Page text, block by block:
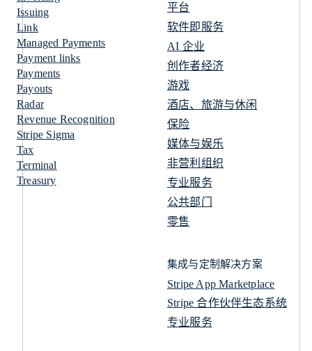
Issuing
Link
Managed Payments
Payment links
Payments
Payouts
Radar
Revenue Recognition
Stripe Sigma
Tax
Terminal
Treasury
平台
软件即服务
AI 企业
创作者经济
游戏
酒店、旅游与休闲
保险
媒体与娱乐
非营利组织
专业服务
公共部门
零售
集成与定制解决方案
Stripe App Marketplace
Stripe 合作伙伴生态系统
专业服务